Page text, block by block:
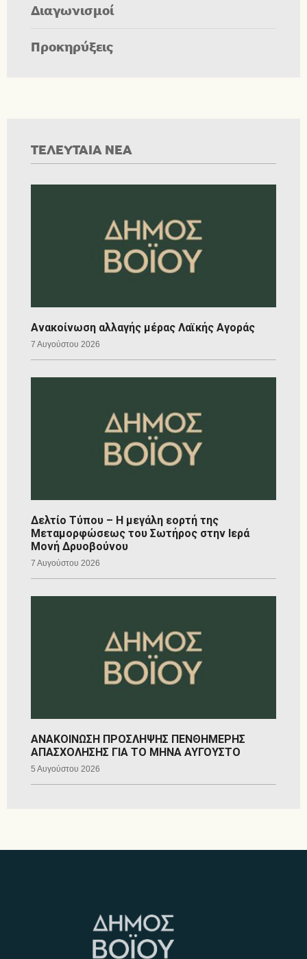
Διαγωνισμοί
Προκηρύξεις
ΤΕΛΕΥΤΑΙΑ ΝΕΑ
Ανακοίνωση αλλαγής μέρας Λαϊκής Αγοράς
7 Αυγούστου 2026
Δελτίο Τύπου – Η μεγάλη εορτή της
Μεταμορφώσεως του Σωτήρος στην Ιερά
Μονή Δρυοβούνου
7 Αυγούστου 2026
ΑΝΑΚΟΙΝΩΣΗ ΠΡΟΣΛΗΨΗΣ ΠΕΝΘΗΜΕΡΗΣ
ΑΠΑΣΧΟΛΗΣΗΣ ΓΙΑ ΤΟ ΜΗΝΑ ΑΥΓΟΥΣΤΟ
5 Αυγούστου 2026